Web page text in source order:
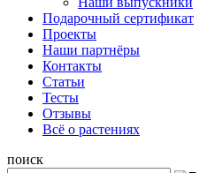
Подарочный сертификат
Проекты
Наши партнёры
Контакты
Статьи
Тесты
Отзывы
Всё о растениях
поиск